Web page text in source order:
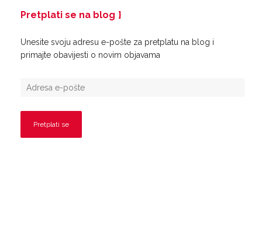
Pretplati se na blog
Unesite svoju adresu e-pošte za pretplatu na blog i
primajte obavijesti o novim objavama